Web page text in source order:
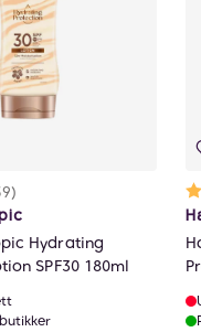
5 mulige
Hydrating
SPF30 180ml